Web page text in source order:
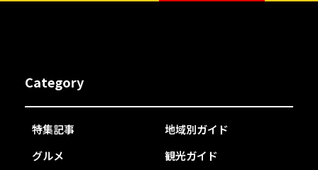
Category
特集記事
地域別ガイド
グルメ
観光ガイド